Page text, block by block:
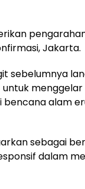
Jakarta.
sebelumnya
alam
sebagai
dalam